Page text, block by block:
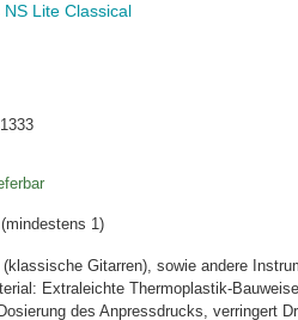
Lite Classical
(mindestens 1)
Gitarren), sowie andere
Extraleichte Thermoplastik-
des Anpressdrucks, verringert